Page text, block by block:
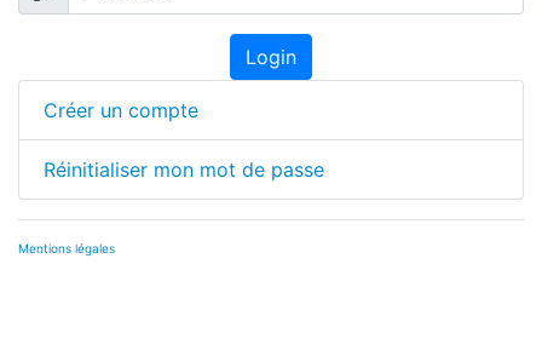
Login
Créer un compte
Réinitialiser mon mot de passe
Mentions légales